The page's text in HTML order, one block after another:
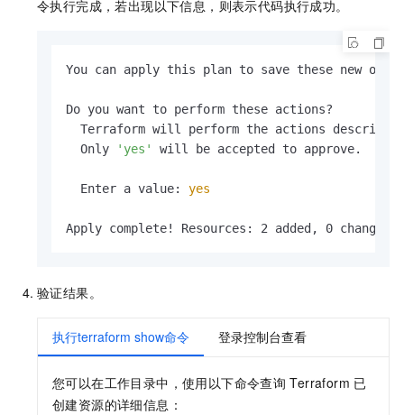
令执行完成，若出现以下信息，则表示代码执行成功。
You can apply this plan to save these new
Do you want to perform these actions?
Terraform will perform the actions described
  Only
'yes' will be accepted to approve.
  Enter a value:
yes
Apply complete! Resources: 2 added, 0
验证结果。
执行terraform show命令 登录控制台查看
您可以在工作目录中，使用以下命令查询 Terraform 已
创建资源的详细信息：